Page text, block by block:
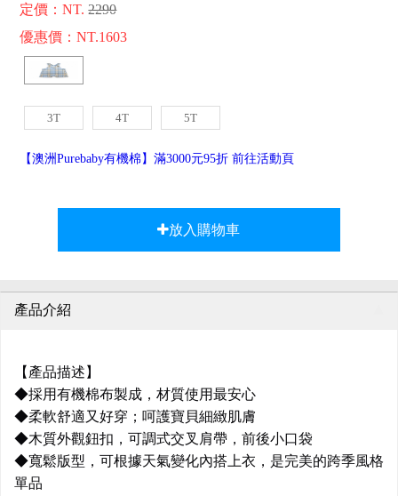
定價：NT.2290
優惠價：NT.1603
3T 4T 5T
【澳洲Purebaby有機棉】滿3000元95折 前往活動頁
放入購物車
產品介紹
【產品描述】
◆採用有機棉布製成，材質使用最安心
◆柔軟舒適又好穿；呵護寶貝細緻肌膚
◆木質外觀鈕扣，可調式交叉肩帶，前後小口袋
◆寬鬆版型，可根據天氣變化內搭上衣，是完美的跨季風格
單品